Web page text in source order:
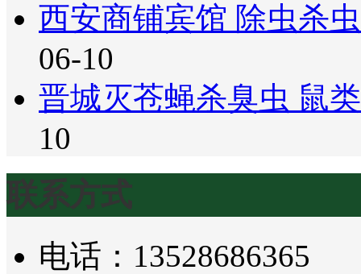
西安商铺宾馆 除虫杀
06-10
晋城灭苍蝇杀臭虫 鼠
10
联系方式
电话：13528686365